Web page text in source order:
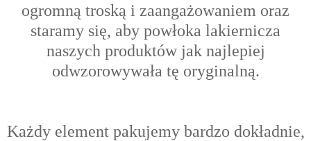
ogromną troską i zaangażowaniem oraz
staramy się, aby powłoka lakiernicza
naszych produktów jak najlepiej
odwzorowywała tę oryginalną.
Każdy element pakujemy bardzo dokładnie,